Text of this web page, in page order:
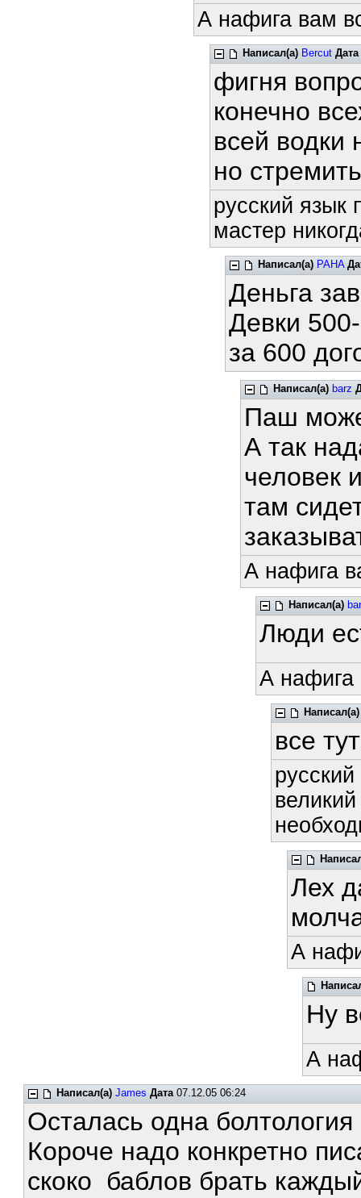
А нафига вам
Написал(а) Bercut Дата
фигня
конечно
всей водки
но
русский язык
мастер
Написал(а) PAHA
Деньга
Девки
за 600
Написал(а) barz
Паш
А так
человек
там
А нафига
Написал(а)
Люди
А нафига
Написал(а)
все тут
Лех
А
Ну
А
Написал(а) James Дата07.12.05 06:24
Осталась одна
Короче надо конкретно
скоко баблов брать